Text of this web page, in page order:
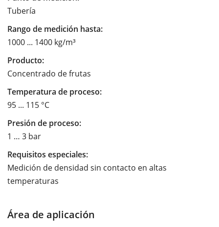
Tubería
Rango de medición hasta:
1000 ... 1400 kg/m³
Producto:
Concentrado de frutas
Temperatura de proceso:
95 ... 115 °C
Presión de proceso:
1 … 3 bar
Requisitos especiales:
Medición de densidad sin contacto en altas
temperaturas
Área de aplicación